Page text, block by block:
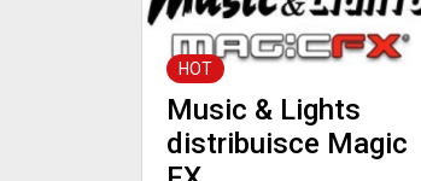
HOT
Music & Lights
distribuisce Magic